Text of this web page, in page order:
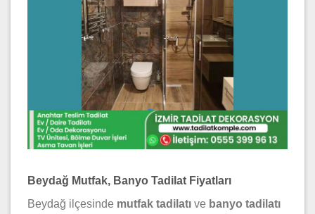
Beydağ Mutfak, Banyo Tadilat Fiyatları
Beydağ ilçesinde mutfak tadilatı ve banyo tadilatı